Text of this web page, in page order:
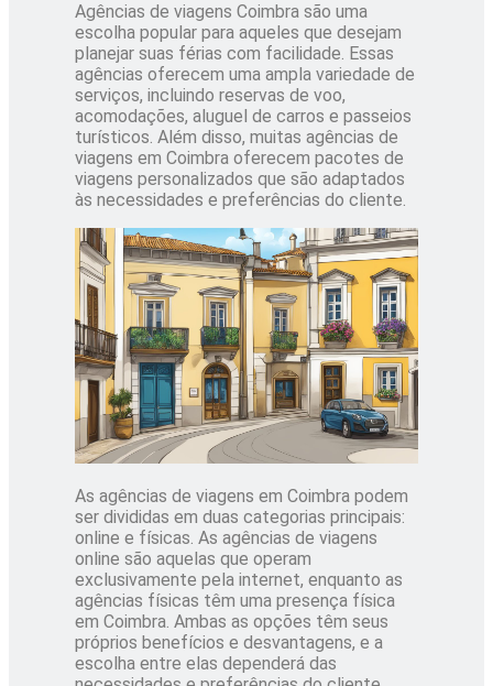
Agências de viagens Coimbra são uma
escolha popular para aqueles que desejam
planejar suas férias com facilidade. Essas
agências oferecem uma ampla variedade de
serviços, incluindo reservas de voo,
acomodações, aluguel de carros e passeios
turísticos. Além disso, muitas agências de
viagens em Coimbra oferecem pacotes de
viagens personalizados que são adaptados
às necessidades e preferências do cliente.
As agências de viagens em Coimbra podem
ser divididas em duas categorias principais:
online e físicas. As agências de viagens
online são aquelas que operam
exclusivamente pela internet, enquanto as
agências físicas têm uma presença física
em Coimbra. Ambas as opções têm seus
próprios benefícios e desvantagens, e a
escolha entre elas dependerá das